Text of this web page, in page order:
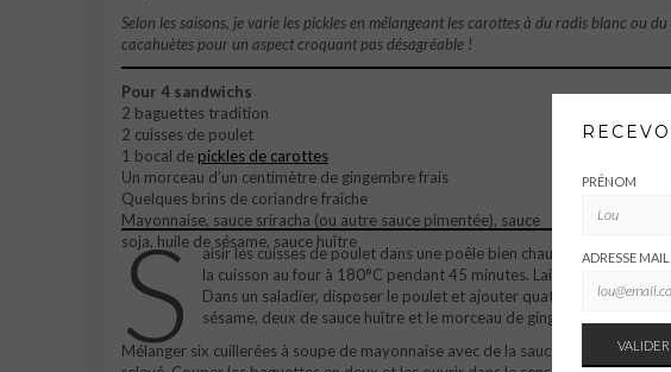
Selon les saisons, je varie les pickles en mélangeant les carottes à du radis blanc ou
cacahuètes pour un aspect croquant pas désagréable !
Pour 4 sandwichs
2 baguettes tradition
2 cuisses de poulet
1 bocal de pickles de carottes
Un morceau d’un centimètre de gingembre frais
Quelques brins de coriandre fraîche
Mayonnaise, sauce sriracha (ou autre sauce pimentée), sauce
soja, huile de sésame, sauce huître
S
aisir les cuisses de poulet dans une poêle bien chaude avec un filet
la cuisson au four à 180°C pendant 45 minutes. Laisser refroidir
Dans un saladier, disposer le poulet et ajouter quatre cuillerées à
sésame, deux de sauce huître et le morceau de gingembre râpé.
Mélanger six cuillerées à soupe de mayonnaise avec de la sauce sriracha –
PRÉNOM
ADRESSE MAIL